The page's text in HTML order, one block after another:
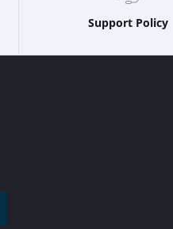
Support Policy